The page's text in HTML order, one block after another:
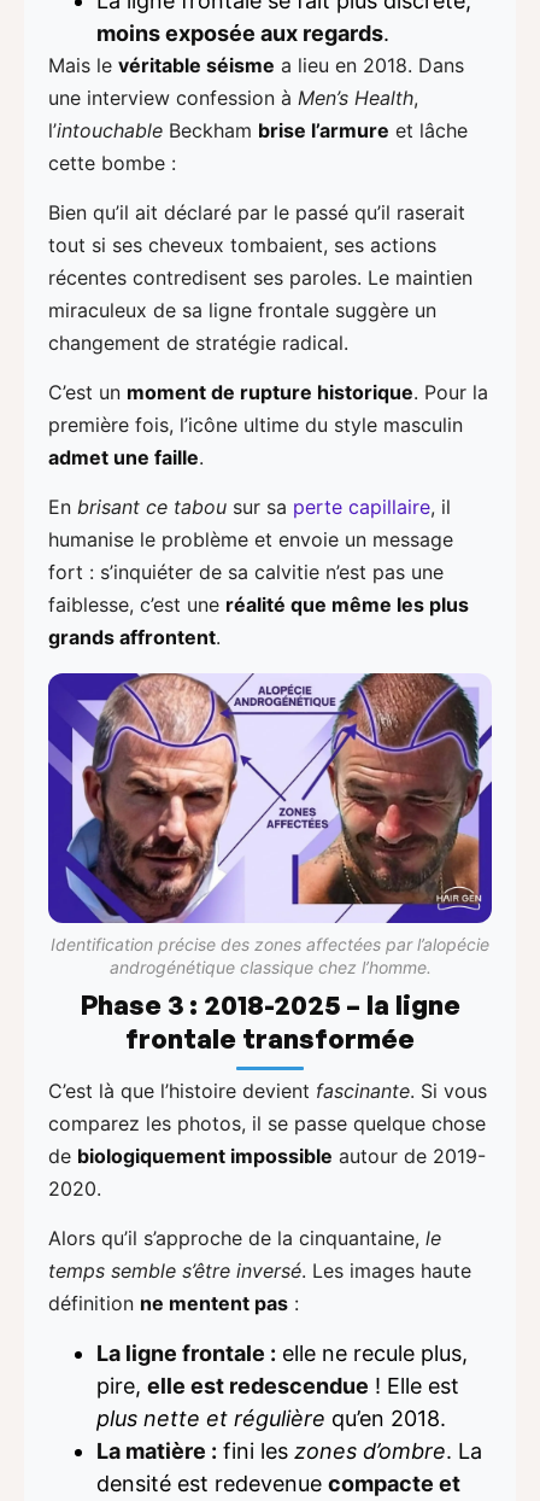
moins exposée aux regards.
Mais le véritable séisme a lieu en 2018. Dans
une interview confession à Men’s Health,
l’intouchable Beckham brise l’armure et lâche
cette bombe :
Bien qu’il ait déclaré par le passé qu’il raserait
tout si ses cheveux tombaient, ses actions
récentes contredisent ses paroles. Le maintien
miraculeux de sa ligne frontale suggère un
changement de stratégie radical.
C’est un moment de rupture historique. Pour la
première fois, l’icône ultime du style masculin
admet une faille.
En brisant ce tabou sur sa perte capillaire, il
humanise le problème et envoie un message
fort : s’inquiéter de sa calvitie n’est pas une
faiblesse, c’est une réalité que même les plus
grands affrontent.
Identification précise des zones affectées par l’alopécie
androgénétique classique chez l’homme.
Phase 3 : 2018-2025 – la ligne
frontale transformée
C’est là que l’histoire devient fascinante. Si vous
comparez les photos, il se passe quelque chose
de biologiquement impossible autour de 2019-
2020.
Alors qu’il s’approche de la cinquantaine, le
temps semble s’être inversé. Les images haute
définition ne mentent pas :
La ligne frontale : elle ne recule plus,
pire, elle est redescendue ! Elle est
plus nette et régulière qu’en 2018.
La matière : fini les zones d’ombre. La
densité est redevenue compacte et